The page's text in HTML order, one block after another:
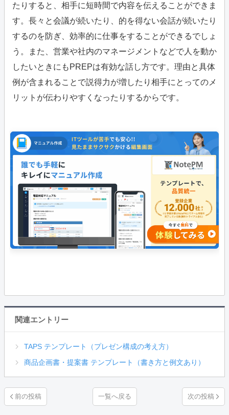
たりすると、相手に短時間で内容を伝えることができま
す。長々と会議が続いたり、的を得ない会話が続いたり
するのを防ぎ、効率的に仕事をすることができるでしょ
う。また、営業や社内のマネージメントなどで人を動か
したいときにもPREPは有効な話し方です。理由と具体
例が含まれることで説得力が増したり相手にとってのメ
リットが伝わりやすくなったりするからです。
関連エントリー
TAPS テンプレート（プレゼン構成の考え方）
商品企画書・提案書 テンプレート（書き方と例文あり）
一覧へ戻る